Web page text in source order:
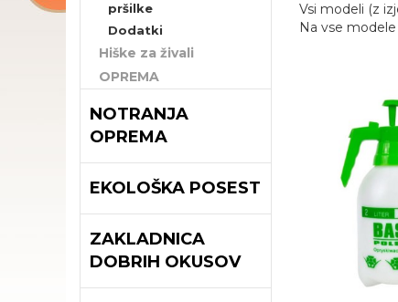
pršilke
Dodatki
Hiške za živali
OPREMA
NOTRANJA
OPREMA
EKOLOŠKA POSEST
ZAKLADNICA
DOBRIH OKUSOV
Vsi modeli (z
Na vse